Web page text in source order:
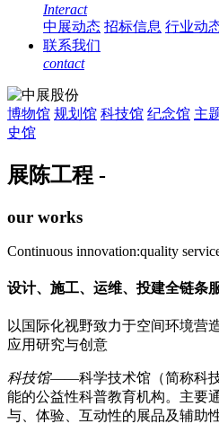
Interact
中展动态 招标信息 行业动
联系我们
contact
博物馆 规划馆 科技馆 纪念馆 主
史馆
展陈工程 -
our works
Continuous innovation:quality
设计、施工、运维、投建全链条
以国际化视野致力于空间环境营
应用研究与创意
科技馆——科学技术馆（简称科
能的公益性科普教育机构。主要
与、体验、互动性的展品及辅助